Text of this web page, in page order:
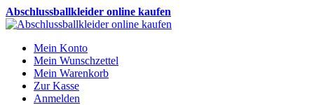
Abschlussballkleider online kaufen
Mein Konto
Mein Wunschzettel
Mein Warenkorb
Zur Kasse
Anmelden